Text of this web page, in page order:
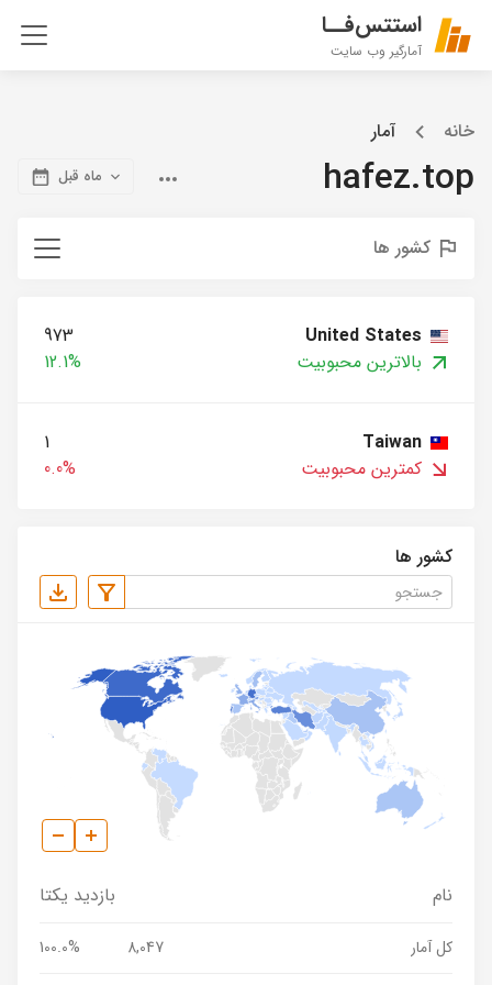
استتس‌فــا
آمارگیر وب سایت
خانه آمار
hafez.top ماه قبل
کشور ها
United States
973
بالاترین محبوبیت
12.1%
Taiwan
1
کمترین محبوبیت
0.0%
کشور ها
نام بازدید یکتا
کل آمار 8,047
100.0%